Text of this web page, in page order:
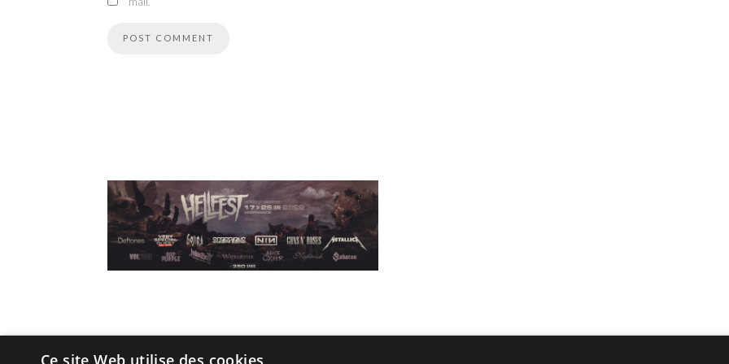
Ce site Web utilise des cookies